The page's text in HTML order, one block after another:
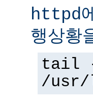
httpd
행상황
tail
/usr/